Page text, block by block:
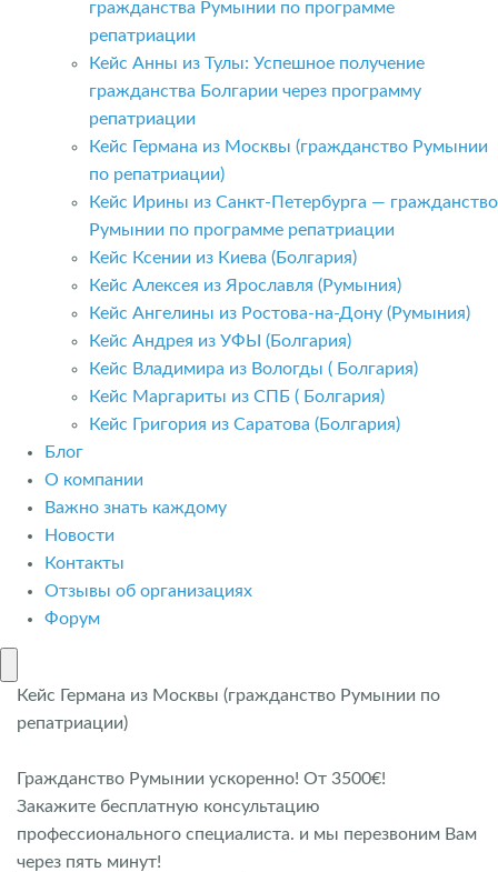
гражданства Румынии по программе
репатриации
Кейс Анны из Тулы: Успешное получение
гражданства Болгарии через программу
репатриации
Кейс Германа из Москвы (гражданство Румынии
по репатриации)
Кейс Ирины из Санкт-Петербурга — гражданство
Румынии по программе репатриации
Кейс Ксении из Киева (Болгария)
Кейс Алексея из Ярославля (Румыния)
Кейс Ангелины из Ростова-на-Дону (Румыния)
Кейс Андрея из УФЫ (Болгария)
Кейс Владимира из Вологды ( Болгария)
Кейс Маргариты из СПБ ( Болгария)
Кейс Григория из Саратова (Болгария)
Блог
О компании
Важно знать каждому
Новости
Контакты
Отзывы об организациях
Форум
Кейс Германа из Москвы (гражданство Румынии по
репатриации)
Гражданство Румынии ускоренно! От 3500€!
Закажите бесплатную консультацию
профессионального специалиста. и мы перезвоним Вам
через пять минут!